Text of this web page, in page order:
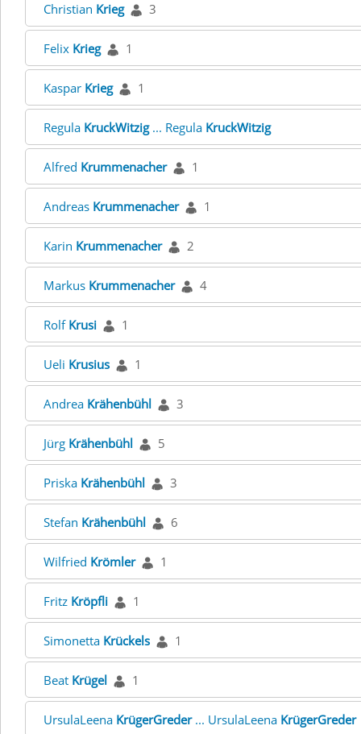
Christian Krieg 3
Felix Krieg 1
Kaspar Krieg 1
Regula KruckWitzig... Regula KruckWitzig
Alfred Krummenacher 1
Andreas Krummenacher 1
Karin Krummenacher 2
Markus Krummenacher 4
Rolf Krusi 1
Ueli Krusius 1
Andrea Krähenbühl 3
Jürg Krähenbühl 5
Priska Krähenbühl 3
Stefan Krähenbühl 6
Wilfried Krömler 1
Fritz Kröpfli 1
Simonetta Krückels 1
Beat Krügel 1
UrsulaLeena KrügerGreder... UrsulaLeena KrügerGreder